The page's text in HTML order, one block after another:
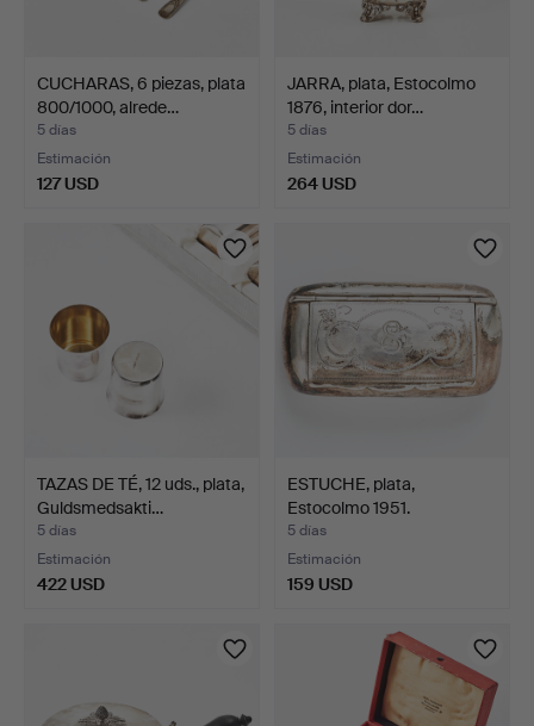
CUCHARAS, 6 piezas, plata
800/1000, alrede…
5 días
Estimación
127 USD
JARRA, plata, Estocolmo
1876, interior dor…
5 días
Estimación
264 USD
TAZAS DE TÉ, 12 uds., plata,
Guldsmedsakti…
5 días
Estimación
422 USD
ESTUCHE, plata,
Estocolmo 1951.
5 días
Estimación
159 USD